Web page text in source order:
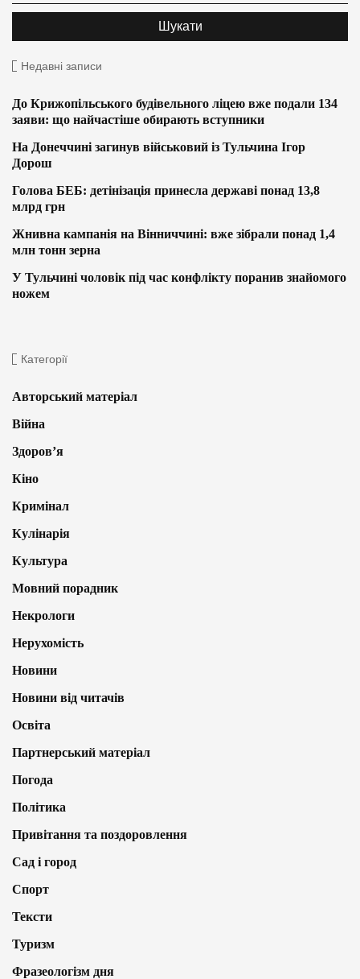
Недавні записи
До Крижопільського будівельного ліцею вже подали 134
заяви: що найчастіше обирають вступники
На Донеччині загинув військовий із Тульчина Ігор
Дорош
Голова БЕБ: детінізація принесла державі понад 13,8
млрд грн
Жнивна кампанія на Вінниччині: вже зібрали понад 1,4
млн тонн зерна
У Тульчині чоловік під час конфлікту поранив знайомого
ножем
Категорії
Авторський матеріал
Війна
Здоров’я
Кіно
Кримінал
Кулінарія
Культура
Мовний порадник
Некрологи
Нерухомість
Новини
Новини від читачів
Освіта
Партнерський матеріал
Погода
Політика
Привітання та поздоровлення
Сад і город
Спорт
Тексти
Туризм
Фразеологізм дня